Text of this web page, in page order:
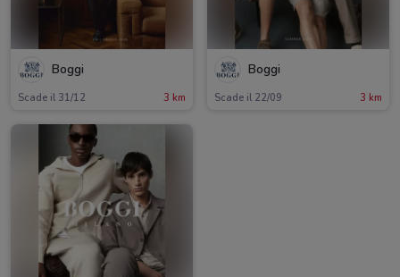
Boggi
Scade il 31/12 3 km
Boggi
Scade il 22/09 3 km